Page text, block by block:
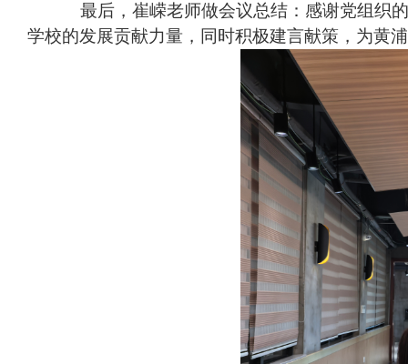
最后，崔嵘老师做会议总结：感谢党组织
学校的发展贡献力量，同时积极建言献策，为黄